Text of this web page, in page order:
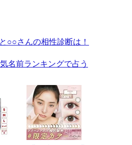
○○さんの相性診断は！
名前ランキングで占う